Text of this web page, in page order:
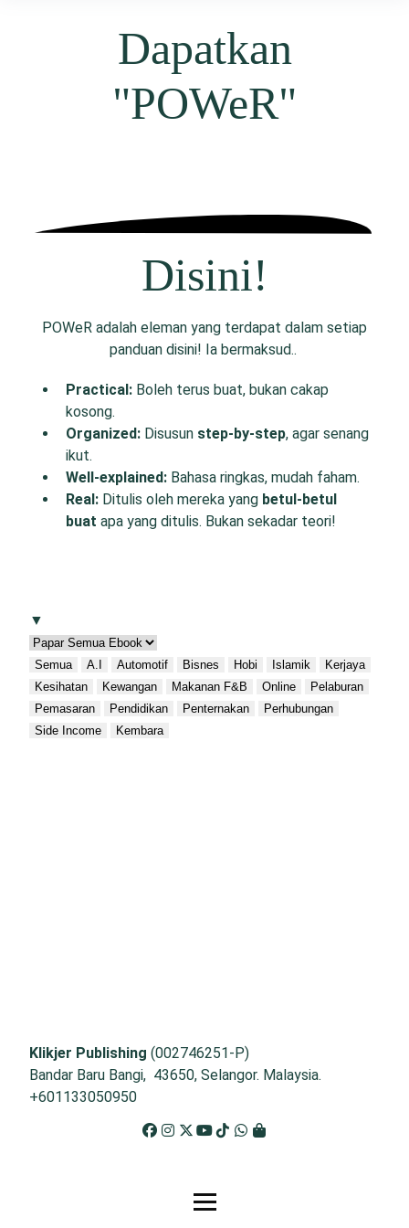
Dapatkan
"POWeR"
Disini!
POWeR adalah eleman yang terdapat dalam setiap
panduan disini! Ia bermaksud..
Practical: Boleh terus buat, bukan cakap
kosong.
Organized: Disusun step-by-step, agar senang
ikut.
Well-explained: Bahasa ringkas, mudah faham.
Real: Ditulis oleh mereka yang betul-betul
buat apa yang ditulis. Bukan sekadar teori!
▼
Semua A.I Automotif Bisnes Hobi Islamik
Kerjaya
Kesihatan
Kewangan Makanan F&B Online
Pelaburan
Pemasaran
Pendidikan Penternakan
Perhubungan
Side Income
Kembara
Klikjer Publishing (002746251-P)
Bandar Baru Bangi, 43650, Selangor. Malaysia.
+601133050950